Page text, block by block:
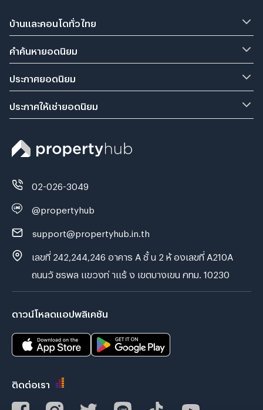
บ้านและคอนโดทั่วไทย
คำค้นหายอดนิยม
ประกาศยอดนิยม
ประกาศให้เช่ายอดนิยม
02-026-3049
@propertyhub
support@propertyhub.in.th
เลขที่ 242,244,246 อาคาร A ชั้ น 2 ห้ องเลขที่ A210A
ถนนวั ชรพล แขวงท่ าแร้ ง เขตบางเขน กทม. 10230
ดาวน์โหลดแอปพลิเคชัน
ติดต่อเรา